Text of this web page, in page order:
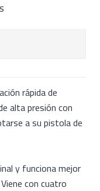
rápida de
alta presión con
a su pistola de
y funciona mejor
con cuatro